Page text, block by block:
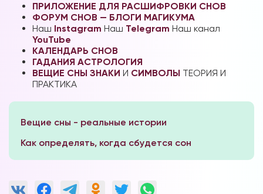
ПРИЛОЖЕНИЕ ДЛЯ РАСШИФРОВКИ СНОВ
ФОРУМ СНОВ — БЛОГИ МАГИКУМА
Наш Instagram Наш Telegram Наш канал
YouTube
КАЛЕНДАРЬ СНОВ
ГАДАНИЯ АСТРОЛОГИЯ
ВЕЩИЕ СНЫ ЗНАКИ И СИМВОЛЫ ТЕОРИЯ И
ПРАКТИКА
Вещие сны - реальные истории
Как определять, когда сбудется сон